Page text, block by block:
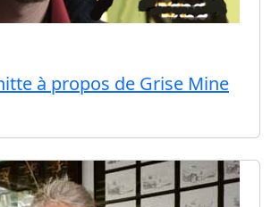
à propos de Grise Mine